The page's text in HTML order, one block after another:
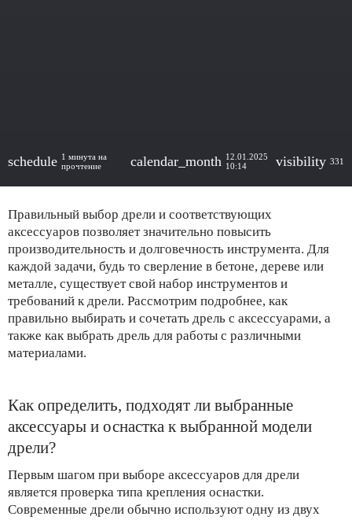
schedule 1 минута на
прочтение
calendar_month 12.01.2025
10:14
visibility 331
Правильный выбор дрели и соответствующих
аксессуаров позволяет значительно повысить
производительность и долговечность инструмента. Для
каждой задачи, будь то сверление в бетоне, дереве или
металле, существует свой набор инструментов и
требований к дрели. Рассмотрим подробнее, как
правильно выбирать и сочетать дрель с аксессуарами, а
также как выбрать дрель для работы с различными
материалами.
Как определить, подходят ли выбранные
аксессуары и оснастка к выбранной модели
дрели?
Первым шагом при выборе аксессуаров для дрели
является проверка типа крепления оснастки.
Современные дрели обычно используют одну из двух